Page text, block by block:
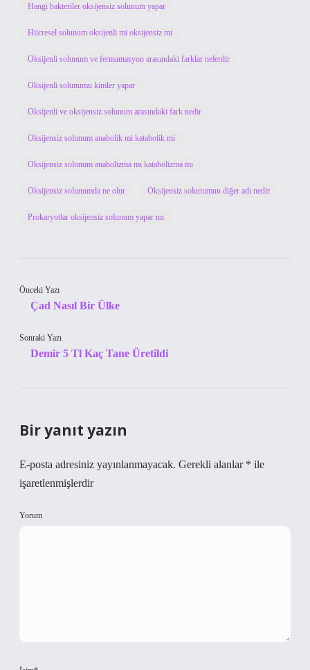
Hangi bakteriler oksijensiz solunum yapar
Hücresel solunum oksijenli mi oksijensiz mi
Oksijenli solunum ve fermantasyon arasındaki farklar nelerdir
Oksijenli solunumu kimler yapar
Oksijenli ve oksijensiz solunum arasındaki fark nedir
Oksijensiz solunum anabolik mi katabolik mi
Oksijensiz solunum anabolizma mı katabolizma mı
Oksijensiz solunumda ne olur Oksijensiz solunumun diğer adı nedir
Prokaryotlar oksijensiz solunum yapar mı
Önceki Yazı
Çad Nasıl Bir Ülke
Sonraki Yazı
Demir 5 Tl Kaç Tane Üretildi
Bir yanıt yazın
E-posta adresiniz yayınlanmayacak. Gerekli alanlar * ile
işaretlenmişlerdir
Yorum